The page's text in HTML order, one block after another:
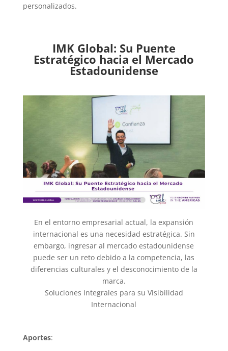
personalizados.
IMK Global: Su Puente
Estratégico hacia el Mercado
Estadounidense
En el entorno empresarial actual, la expansión
internacional es una necesidad estratégica. Sin
embargo, ingresar al mercado estadounidense
puede ser un reto debido a la competencia, las
diferencias culturales y el desconocimiento de la
marca.
Soluciones Integrales para su Visibilidad
Internacional
Aportes: